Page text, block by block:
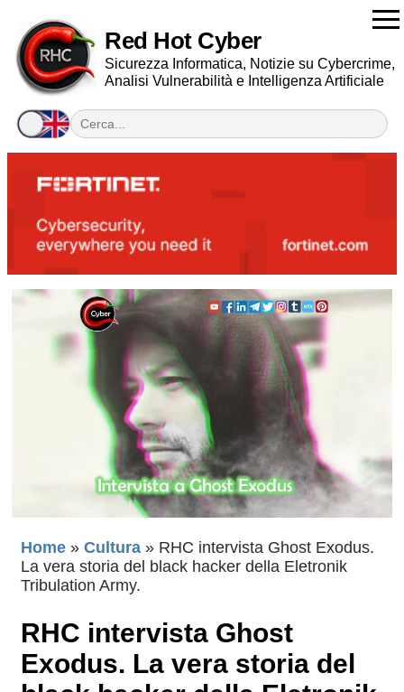
Red Hot Cyber
Sicurezza Informatica, Notizie su Cybercrime,
Analisi Vulnerabilità e Intelligenza Artificiale
Home » Cultura » RHC intervista Ghost Exodus.
La vera storia del black hacker della Eletronik
Tribulation Army.
RHC intervista Ghost
Exodus. La vera storia del